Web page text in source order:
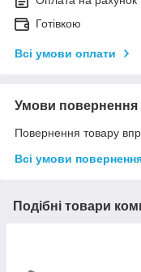
Готівкою
Всі умови оплати
Умови повернення
Повернення товару
Всі умови
Подібні товари